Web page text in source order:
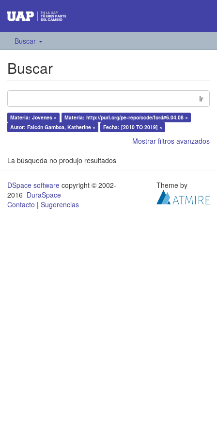
Buscar
Buscar
Ir
Materia: Jovenes ×
Materia: http://purl.org/pe-repo/ocde/ford#6.04.08 ×
Autor: Falcón Gamboa, Katherine ×
Fecha: [2010 TO 2019] ×
Mostrar filtros avanzados
La búsqueda no produjo resultados
DSpace software copyright © 2002-
2016 DuraSpace
Contacto | Sugerencias
Theme by